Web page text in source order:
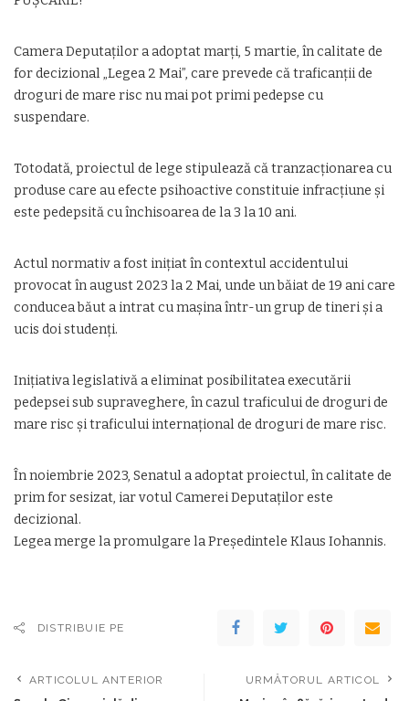
Camera Deputaților a adoptat marți, 5 martie, în calitate de
for decizional „Legea 2 Mai”, care prevede că traficanții de
droguri de mare risc nu mai pot primi pedepse cu
suspendare.
Totodată, proiectul de lege stipulează că tranzacționarea cu
produse care au efecte psihoactive constituie infracțiune și
este pedepsită cu închisoarea de la 3 la 10 ani.
Actul normativ a fost inițiat în contextul accidentului
provocat în august 2023 la 2 Mai, unde un băiat de 19 ani care
conducea băut a intrat cu mașina într-un grup de tineri și a
ucis doi studenți.
Inițiativa legislativă a eliminat posibilitatea executării
pedepsei sub supraveghere, în cazul traficului de droguri de
mare risc și traficului internațional de droguri de mare risc.
În noiembrie 2023, Senatul a adoptat proiectul, în calitate de
prim for sesizat, iar votul Camerei Deputaților este
decizional.
Legea merge la promulgare la Președintele Klaus Iohannis.
DISTRIBUIE PE
ARTICOLUL ANTERIOR URMĂTORUL ARTICOL